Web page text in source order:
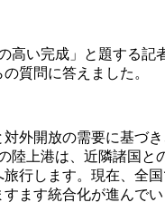
高い完成」と題する
質問に答えました。
外開放の需要に基づ
陸上港は、近隣諸国
行します。現在、全
ます統合化が進んでい